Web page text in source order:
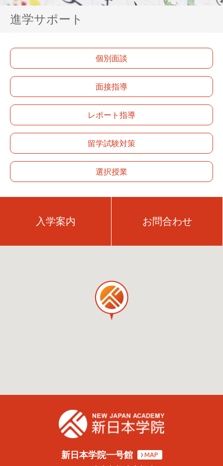
進学サポート
個別面談
面接指導
レポート指導
留学試験対策
選択授業
入学案内 お問合わせ
新日本学院一号館 MAP